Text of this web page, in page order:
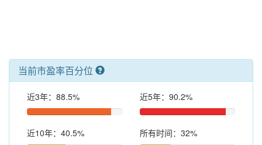
当前市盈率百分位
近3年：88.5% 近5年：90.2%
近10年：40.5% 所有时间：32%